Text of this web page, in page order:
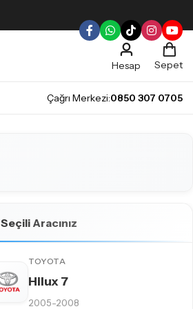
Hesap
Sepet
Çağrı Merkezi:0850 307 0705
Seçili Aracınız
TOYOTA
Hilux 7
2005-2008